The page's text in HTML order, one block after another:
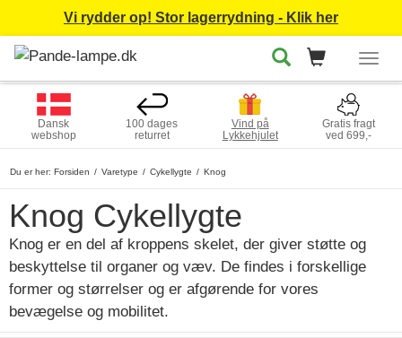
Vi rydder op! Stor lagerrydning - Klik her
Dansk
webshop
100 dages
returret
Vind på
Lykkehjulet
Gratis fragt
ved 699,-
Du er her: Forsiden Varetype Cykellygte Knog
Knog Cykellygte
Knog er en del af kroppens skelet, der giver støtte og
beskyttelse til organer og væv. De findes i forskellige
former og størrelser og er afgørende for vores
bevægelse og mobilitet.